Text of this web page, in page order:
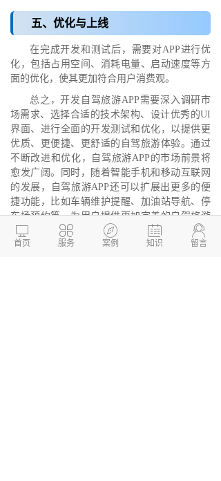
五、优化与上线
在完成开发和测试后，需要对APP进行优
化，包括占用空间、消耗电量、启动速度等方
面的优化，使其更加符合用户消费观。
总之，开发自驾旅游APP需要深入调研市
场需求、选择合适的技术架构、设计优秀的UI
界面、进行全面的开发测试和优化，以提供更
优质、更便捷、更舒适的自驾旅游体验。通过
不断改进和优化，自驾旅游APP的市场前景将
愈发广阔。同时，随着智能手机和移动互联网
的发展，自驾旅游APP还可以扩展出更多的便
捷功能，比如车辆维护提醒、加油站导航、停
车场预约等，为用户提供更加完善的自驾旅游
服务。

首页

服务

案例

知识

留言